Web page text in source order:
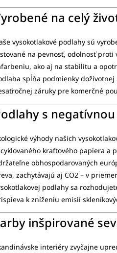
na celý
vysokotlakové podlahy sú
na pevnosť, odolnosť
ako aj na stabilitu a
spĺňa podmienky
záruky pre komerčné
s
výhody našich
kraftového papiera a
obhospodarovaných
zachytávajú aj CO2 – v
podlahy sa
k zníženiu emisií
inšpirované
interiéry zvyčajne